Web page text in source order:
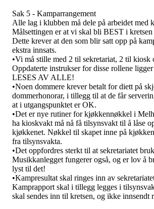
Sak 5 - Kamparrangement
Alle lag i klubben må dele på arbeidet med
Målsettingen er at vi skal bli BEST i kretsen
Dette krever at den som blir satt opp på
ekstra innsats.
•Vi må stille med 2 til sekretariat, 2 til kiosk
Oppdaterte instrukser for disse rollene
LESES AV ALLE!
•Noen dommere krever betalt for diett på
dommerhonorar, i tillegg til at de får
at i utgangspunktet er OK.
•Det er nye rutiner for kjøkkennøkkel i
ha kioskvakt må nå få tilsynsvakt til å låse
kjøkkenet. Nøkkel til skapet inne på
fra tilsynsvakta.
•Det oppfordres sterkt til at sekretariatet
Musikkanlegget fungerer også, og er lov å
lyst til det!
•Kampresultat skal ringes inn av
Kamprapport skal i tillegg legges i
skal sendes inn til kretsen, og ikke innsendt